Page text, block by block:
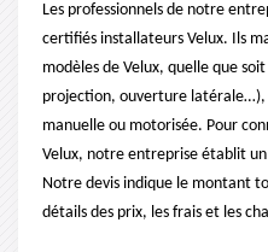
Les professionnels de notre
certifiés installateurs Velux. Ils
modèles de Velux, quelle que
projection, ouverture
manuelle ou motorisée. Pour
Velux, notre entreprise établit
Notre devis indique le montant
détails des prix, les frais et les